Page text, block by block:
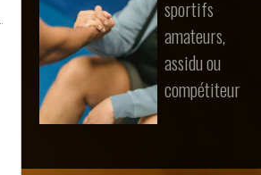
sportifs
amateurs,
assidu ou
compétiteur